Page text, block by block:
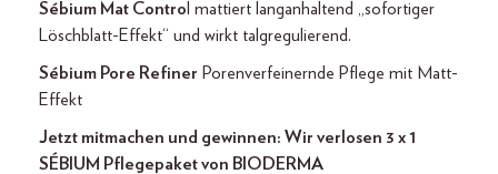
Sébium Mat Contro l mattiert langanhaltend „sofortiger
Löschblatt-Effekt“ und wirkt talgregulierend.
Sébium Pore Refiner Porenverfeinernde Pflege mit Matt-
Effekt
Jetzt mitmachen und gewinnen: Wir verlosen 3 x 1
SÉBIUM Pflegepaket von BIODERMA